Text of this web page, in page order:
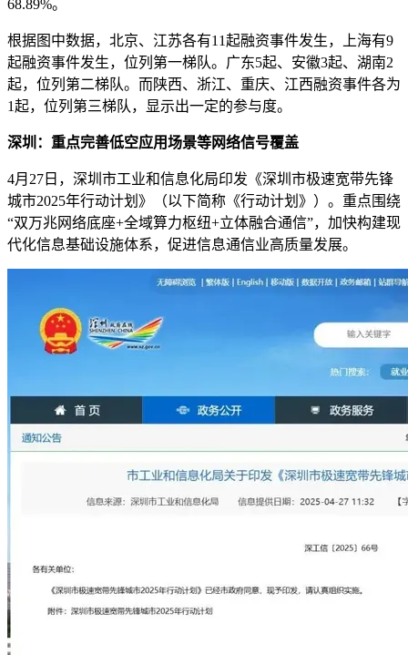
68.89%。
根据图中数据，北京、江苏各有11起融资事件发生，上海有9
起融资事件发生，位列第一梯队。广东5起、安徽3起、湖南2
起，位列第二梯队。而陕西、浙江、重庆、江西融资事件各为
1起，位列第三梯队，显示出一定的参与度。
深圳：重点完善低空应用场景等网络信号覆盖
4月27日，深圳市工业和信息化局印发《深圳市极速宽带先锋
城市2025年行动计划》（以下简称《行动计划》）。重点围绕
“双万兆网络底座+全域算力枢纽+立体融合通信”，加快构建现
代化信息基础设施体系，促进信息通信业高质量发展。